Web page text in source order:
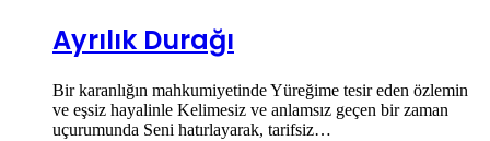
Ayrılık Durağı
Bir karanlığın mahkumiyetinde Yüreğime tesir eden özlemin
ve eşsiz hayalinle Kelimesiz ve anlamsız geçen bir zaman
uçurumunda Seni hatırlayarak, tarifsiz…